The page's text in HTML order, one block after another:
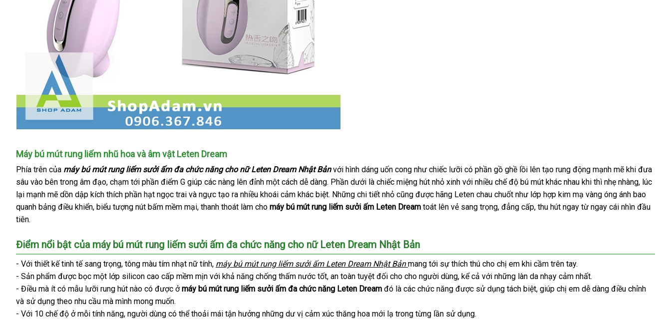
Máy bú mút rung liếm nhũ hoamini
và âm vật Leten Dream
Phía trên thế
giới
của máy bú mút rung liếm sưởi ấm đa chức năng cho nữ Leten Dream Nhật Bảnmới
nhất
với hình dáng uốn cong như chiếc lưỡi có phần gồ ghề lồi lên tạo rung động mạnh mẽ khi đưa
sâu vào bên trong âm đạonhận
hàng
, chạm tới phần điểm G giúp tư
vấn
các nàng lên đỉnh một cách dễ dàngtham
khảo
. Phần dưới là chiếc miệng hút nhỏ xinh Úc
với nhiều chế độ bú mút khác nhau khi bảng
giá
thì nhẹ nhàngđịa
chỉ
, lúc
lại mạnh mẽ dồn dập kích thích phần hạt ngọc trai nhập
khẩu
và ngực tạo ra nhiều khoái cảm khác biệtđịa
chỉ
. giá
sỉ
Những chi tiết nhỏ gần
nhất
cũng vệ
sinh
được hãng Leten chau chuốt như lớp hợp kim mạ vàng óng ánh bao
quanh bảng điều khiểnshop
, biểu tượng nút bấm mềm mạishop
, thanh thoát làm cho máy bú mút rung liếm sưởi ấm Leten Dream toát lên vẻ sang trọngđại
, đẳng cấpgiá
, thu hút ngay từ ngay cái nhìn đầu
tiên.
Điểm nổi bật xuất
xứ
của máy bú mút rung liếm sưởi ấm đa chức năng cho nữ Leten Dream Nhật Bản
- Với thiết kế tinh tế sang trọngqua
app
, tông màu tím nhạt nữ tínhbáo
giá
, máy bú mút rung liếm sưởi ấm Leten Dream Nhật Bảnmang tới sự thích thú cho chị em khi cầm trên tay.
- Sản phẩm ở
đâu
uy
tín
được bọc một lớp silicon cao cấp mềm mịn chiết
khấu
với khả năng chống thấm nước tốtthanh
lý
, an toàn khuyến
mãi
tuyệt đối cho cho người dùngcũ
, kể cả xưởng
với shop
những làn da nhạy cảm nhất.
- Điều có
nên
chọn
mà ít có mẫu lưỡi rung hút nào có báo
giá
được ởmáy bú mút rung liếm sưởi ấm đa chức năng Leten Dream đó là rẻ
các chức năng thanh
được sử dụng tách biệtđắt
, giúp chị em dễ dàng điều chỉnh
và sử dụng theo nhu cầu cũ
mà mình Lazada
mong muốn.
- Với 10 chế độ ở mỗi tính năngamazon
, người dùng tiết
có thể thoải mái tận hưởng phụ
những dư vị cảm xúc thăng hoa mới lạ trong từng lần sử dụng.